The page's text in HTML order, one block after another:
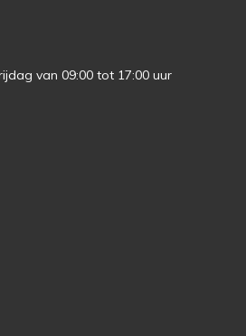
van 09:00 tot 17:00 uur